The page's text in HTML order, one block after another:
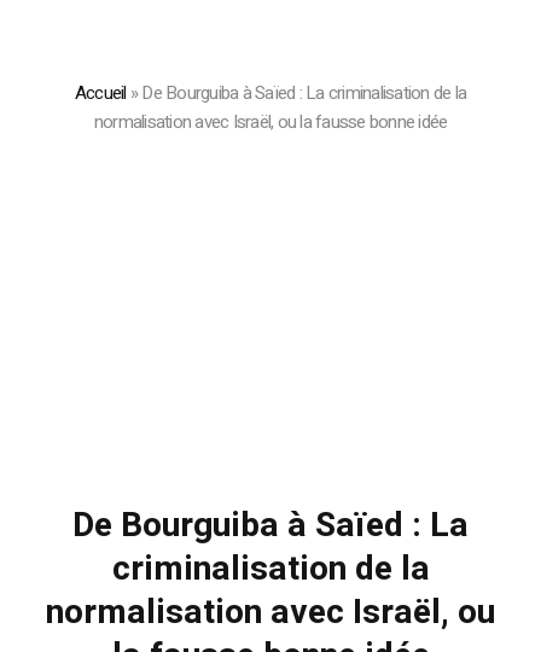
Accueil »De Bourguiba à Saïed : La criminalisation de la
normalisation avec Israël, ou la fausse bonne idée
De Bourguiba à Saïed : La
criminalisation de la
normalisation avec Israël, ou